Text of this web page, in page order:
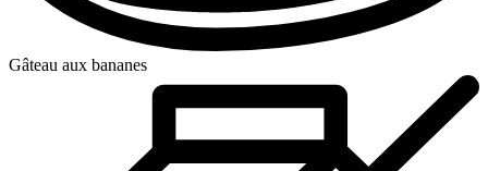
Gâteau aux bananes